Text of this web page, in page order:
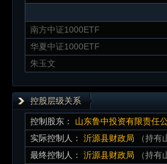
南方中证1000ETF
华夏中证1000ETF
朱玉文
控股层级关系
控制股东： 山东鲁中投资有限责任
实际控制人：
沂源县财政局
（持
最终控制人：
沂源县财政局 （持